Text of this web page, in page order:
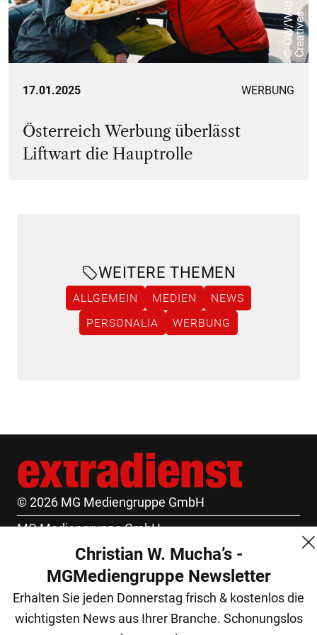
W
i
s
17.01.2025 WERBUNG
Österreich Werbung überlässt
Liftwart die Hauptrolle
WEITERE THEMEN
ALLGEMEIN MEDIEN
NEWS
PERSONALIA
WERBUNG
© 2026 MG Mediengruppe GmbH
MG Mediengruppe GmbH
Burgring 1/7
1010 Wien
+43 (1) 522 14 14
office@mgmedien.at
Christian W. Mucha’s -
MGMediengruppe Newsletter
Erhalten Sie jeden Donnerstag frisch & kostenlos die
wichtigsten News aus Ihrer Branche. Schonungslos